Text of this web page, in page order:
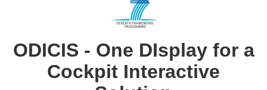
ODICIS - One DIsplay for a
Cockpit Interactive